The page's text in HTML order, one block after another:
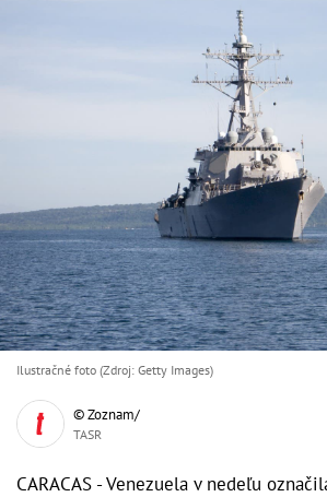
Ilustračné foto (Zdroj: Getty Images)
© Zoznam/
TASR
CARACAS - Venezuela v nedeľu